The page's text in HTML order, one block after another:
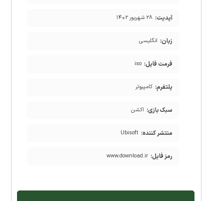
آپدیت: ۲۸ شهریور ۱۴۰۲
زبان: انگلیسی
فرمت فایل: iso
پلتفرم: کامپیوتر
سبک بازی: اکشن
منتشر کننده: Ubisoft
رمز فایل: www.download.ir